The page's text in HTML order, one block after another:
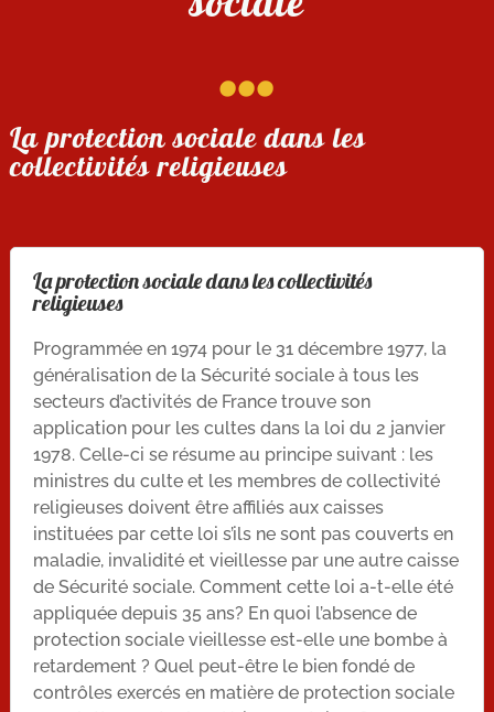
...
La protection sociale dans les
collectivités religieuses
La protection sociale dans les collectivités
religieuses
Programmée en 1974 pour le 31 décembre 1977, la
généralisation de la Sécurité sociale à tous les
secteurs d’activités de France trouve son
application pour les cultes dans la loi du 2 janvier
1978. Celle-ci se résume au principe suivant : les
ministres du culte et les membres de collectivité
religieuses doivent être affiliés aux caisses
instituées par cette loi s’ils ne sont pas couverts en
maladie, invalidité et vieillesse par une autre caisse
de Sécurité sociale. Comment cette loi a-t-elle été
appliquée depuis 35 ans? En quoi l’absence de
protection sociale vieillesse est-elle une bombe à
retardement ? Quel peut-être le bien fondé de
contrôles exercés en matière de protection sociale